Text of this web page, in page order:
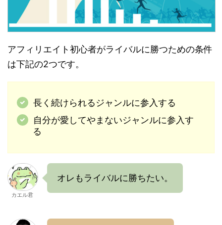
アフィリエイト初心者がライバルに勝つための条件
は下記の2つです。
長く続けられるジャンルに参入する
自分が愛してやまないジャンルに参入す
る
カエル君
オレもライバルに勝ちたい。